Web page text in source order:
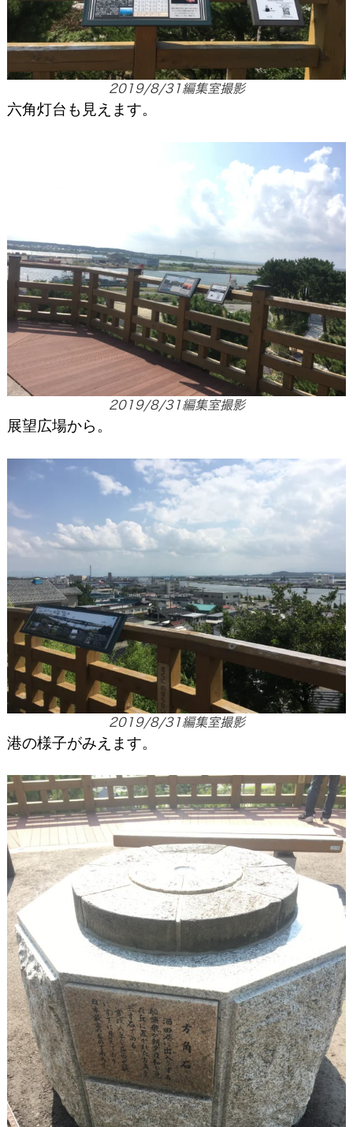
2019/8/31編集室撮影
六角灯台も見えます。
2019/8/31編集室撮影
展望広場から。
2019/8/31編集室撮影
港の様子がみえます。